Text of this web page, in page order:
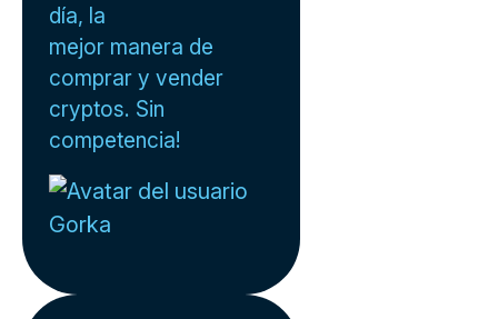
día, la
mejor manera de
comprar y vender
cryptos. Sin
competencia!
Gorka